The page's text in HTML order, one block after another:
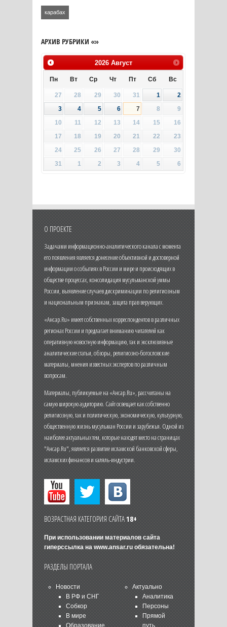
карабах
АРХИВ РУБРИКИ «»
2026 Август
Пн Вт Ср Чт Пт Сб Вс
27 28 29 30 31 1
2
3
4 5 6 7 8
9
10
11 12 13 14 15
16
17
18 19 20 21 22
23
24
25 26 27 28 29
30
31
1 2 3 4 5 6
О ПРОЕКТЕ
Задачами информационно-аналитического канала с момента
его появления является донесение объективной и достоверной
информации о событиях в России и мире и происходящих в
обществе процессах, консолидация мусульманской уммы
России, выявление случаев дискриминации по религиозным
и национальным признакам, защита прав верующих.
«Ансар.Ru» имеет собственных корреспондентов в различных
регионах России и предлагает вниманию читателей как
оперативную новостную информацию, так и эксклюзивные
аналитические статьи, обзоры, религиозно-богословские
материалы, мнения известных экспертов по различным
вопросам.
Материалы, публикуемые на «Ансар.Ru», рассчитаны на
самую широкую аудиторию. Сайт освещает как собственно
религиозную, так и политическую, экономическую, культурную,
общественную жизнь мусульман России и зарубежья. Одной из
наиболее актуальных тем, которые находят место на страницах
"Ансар.Ru", является развитие исламской банковской сферы,
исламских финансов и халяль-индустрии.
ВОЗРАСТНАЯ КАТЕГОРИЯ САЙТА18+
При использовании материалов сайта
гиперссылка на www.ansar.ruобязательна!
РАЗДЕЛЫ ПОРТАЛА
Новости
В РФ и СНГ
Собкор
В мире
Актуально
Аналитика
Персоны
Прямой